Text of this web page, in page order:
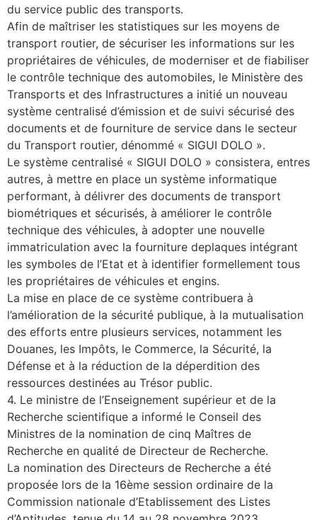
du service public des transports.
Afin de maîtriser les statistiques sur les moyens de
transport routier, de sécuriser les informations sur les
propriétaires de véhicules, de moderniser et de fiabiliser
le contrôle technique des automobiles, le Ministère des
Transports et des Infrastructures a initié un nouveau
système centralisé d’émission et de suivi sécurisé des
documents et de fourniture de service dans le secteur
du Transport routier, dénommé « SIGUI DOLO ».
Le système centralisé « SIGUI DOLO » consistera, entres
autres, à mettre en place un système informatique
performant, à délivrer des documents de transport
biométriques et sécurisés, à améliorer le contrôle
technique des véhicules, à adopter une nouvelle
immatriculation avec la fourniture deplaques intégrant
les symboles de l’Etat et à identifier formellement tous
les propriétaires de véhicules et engins.
La mise en place de ce système contribuera à
l’amélioration de la sécurité publique, à la mutualisation
des efforts entre plusieurs services, notamment les
Douanes, les Impôts, le Commerce, la Sécurité, la
Défense et à la réduction de la déperdition des
ressources destinées au Trésor public.
4. Le ministre de l’Enseignement supérieur et de la
Recherche scientifique a informé le Conseil des
Ministres de la nomination de cinq Maîtres de
Recherche en qualité de Directeur de Recherche.
La nomination des Directeurs de Recherche a été
proposée lors de la 16ème session ordinaire de la
Commission nationale d’Etablissement des Listes